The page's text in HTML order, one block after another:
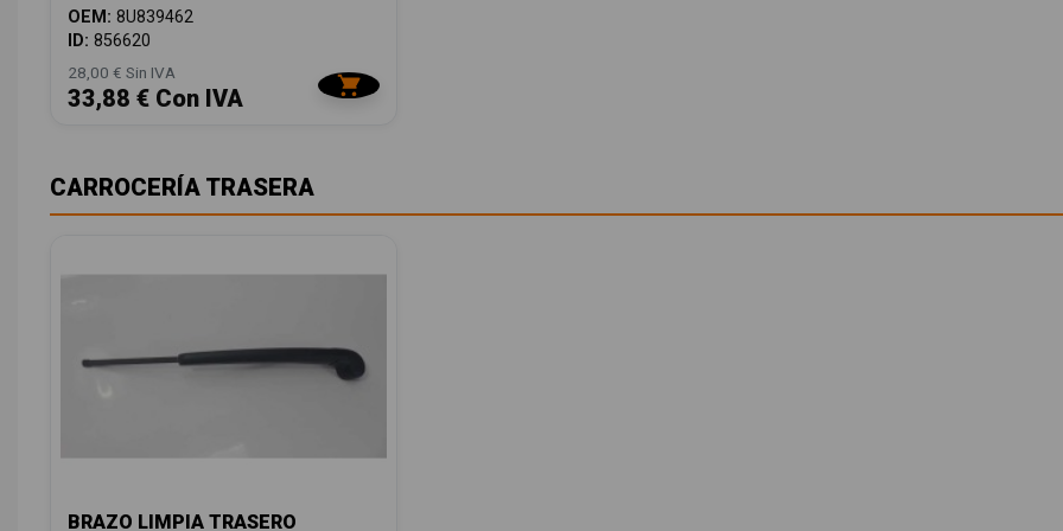
OEM: 8U839462
ID: 856620
28,00 € Sin IVA
33,88 € Con IVA
CARROCERÍA TRASERA
BRAZO LIMPIA TRASERO